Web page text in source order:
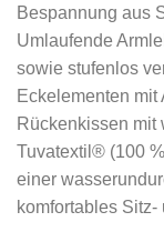
Bespannung aus
Umlaufende
sowie stufenlos
Eckelementen mit
Rückenkissen mit
Tuvatextil® (100
einer
komfortables